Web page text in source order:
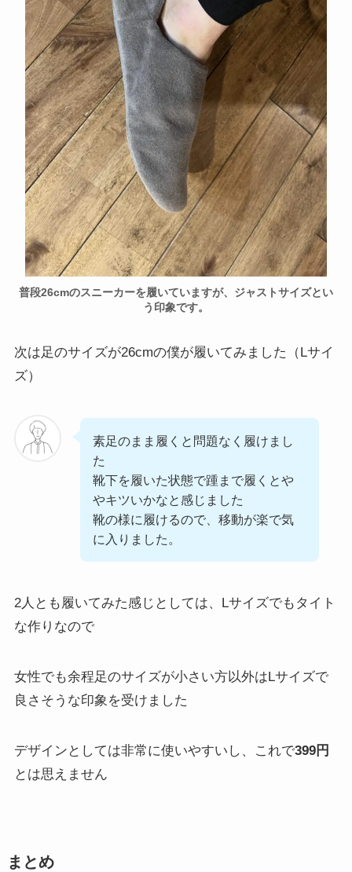
普段26cmのスニーカーを履いていますが、ジャストサイズとい
う印象です。
次は足のサイズが26cmの僕が履いてみました（Lサイ
ズ）
素足のまま履くと問題なく履けまし
た
靴下を履いた状態で踵まで履くとや
やキツいかなと感じました
靴の様に履けるので、移動が楽で気
に入りました。
2人とも履いてみた感じとしては、Lサイズでもタイト
な作りなので
女性でも余程足のサイズが小さい方以外はLサイズで
良さそうな印象を受けました
デザインとしては非常に使いやすいし、これで399円
とは思えません
まとめ